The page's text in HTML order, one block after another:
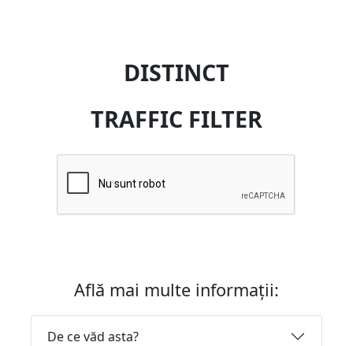
DISTINCT
TRAFFIC FILTER
Află mai multe informații:
De ce văd asta?